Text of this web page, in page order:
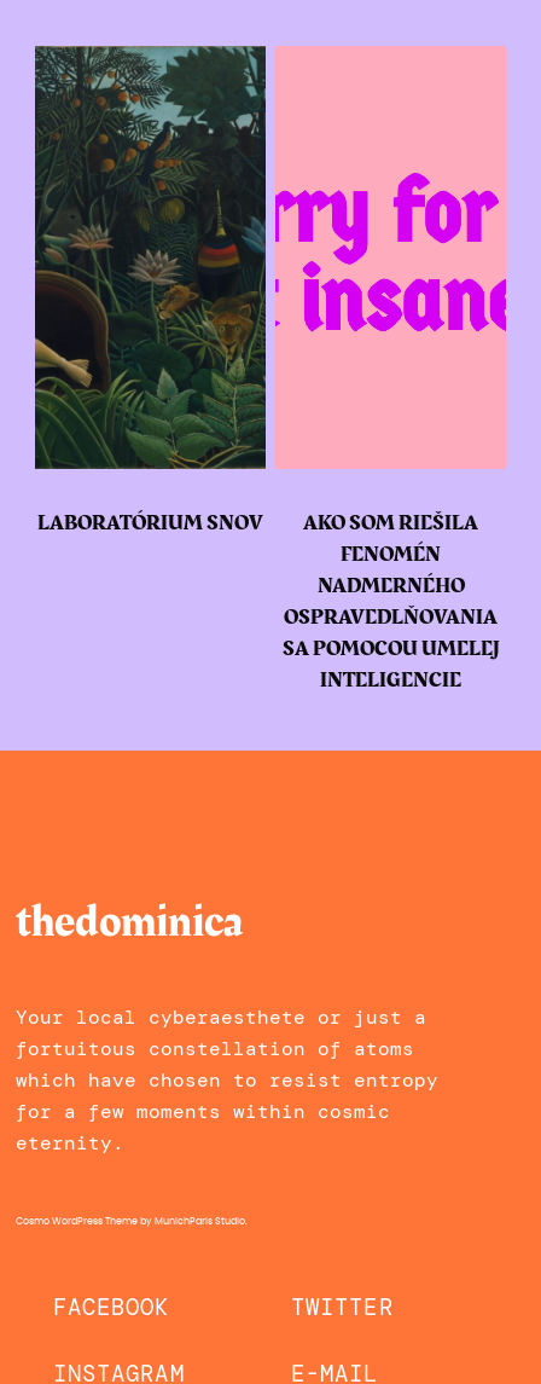
LABORATÓRIUM SNOV
AKO SOM RIEŠILA
FENOMÉN
NADMERNÉHO
OSPRAVEDLŇOVANIA
SA POMOCOU UMELEJ
INTELIGENCIE
thedominica
Your local cyberaesthete or just a
fortuitous constellation of atoms
which have chosen to resist entropy
for a few moments within cosmic
eternity.
Cosmo WordPress Themeby MunichParis Studio.
FACEBOOK TWITTER
INSTAGRAM E-MAIL